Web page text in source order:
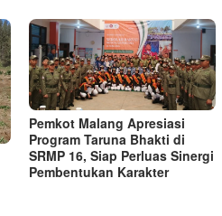
Pemkot Malang Apresiasi
Program Taruna Bhakti di
SRMP 16, Siap Perluas Sinergi
Pembentukan Karakter